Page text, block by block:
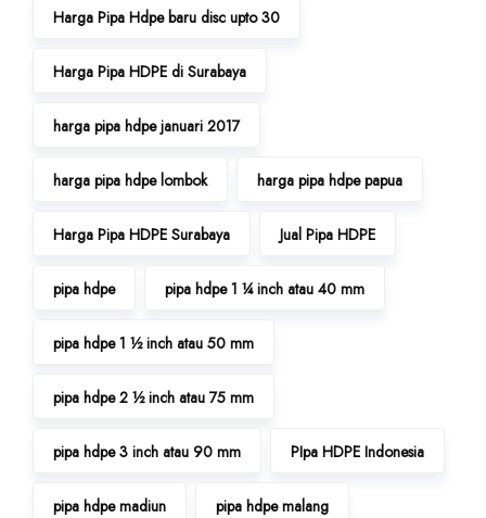
Harga Pipa Hdpe baru disc upto 30
Harga Pipa HDPE di Surabaya
harga pipa hdpe januari 2017
harga pipa hdpe lombok harga pipa hdpe papua
Harga Pipa HDPE Surabaya Jual Pipa HDPE
pipa hdpe pipa hdpe 1 ¼ inch atau 40 mm
pipa hdpe 1 ½ inch atau 50 mm
pipa hdpe 2 ½ inch atau 75 mm
pipa hdpe 3 inch atau 90 mm PIpa HDPE Indonesia
pipa hdpe madiun pipa hdpe malang